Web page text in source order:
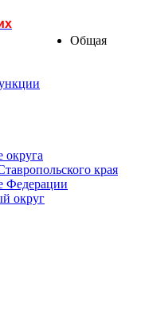
Общая
округа
края
Федерации
округ